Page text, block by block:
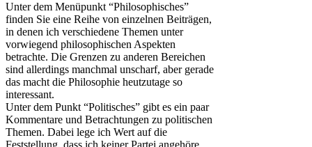
Unter dem Menüpunkt “Philosophisches”
finden Sie eine Reihe von einzelnen Beiträgen,
in denen ich verschiedene Themen unter
vorwiegend philosophischen Aspekten
betrachte. Die Grenzen zu anderen Bereichen
sind allerdings manchmal unscharf, aber gerade
das macht die Philosophie heutzutage so
interessant.
Unter dem Punkt “Politisches” gibt es ein paar
Kommentare und Betrachtungen zu politischen
Themen. Dabei lege ich Wert auf die
Feststellung, dass ich keiner Partei angehöre